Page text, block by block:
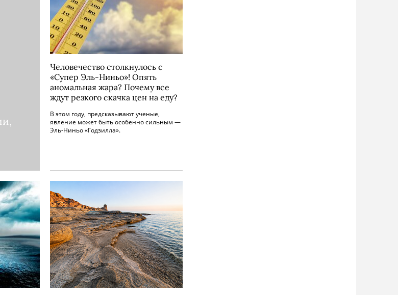
Человечество столкнулось с
«Супер Эль-Ниньо»! Опять
аномальная жара? Почему все
ждут резкого скачка цен на еду?
В этом году, предсказывают ученые,
явление может быть особенно сильным —
Эль-Ниньо «Годзилла».